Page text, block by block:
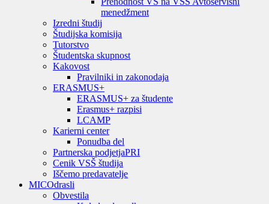
menedžment
Izredni študij
Študijska komisija
Tutorstvo
Študentska skupnost
Kakovost
Pravilniki in zakonodaja
ERASMUS+
ERASMUS+ za študente
Erasmus+ razpisi
LCAMP
Karierni center
Ponudba del
Partnerska podjetjaPRI
Cenik VSŠ študija
Iščemo predavatelje
MICOdrasli
Obvestila